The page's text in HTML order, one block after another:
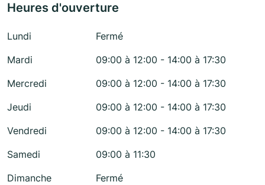
Heures d'ouverture
Lundi
Fermé
Mardi
09:00 à 12:00 - 14:00 à 17:30
Mercredi
09:00 à 12:00 - 14:00 à 17:30
Jeudi
09:00 à 12:00 - 14:00 à 17:30
Vendredi
09:00 à 12:00 - 14:00 à 17:30
Samedi
09:00 à 11:30
Dimanche
Fermé